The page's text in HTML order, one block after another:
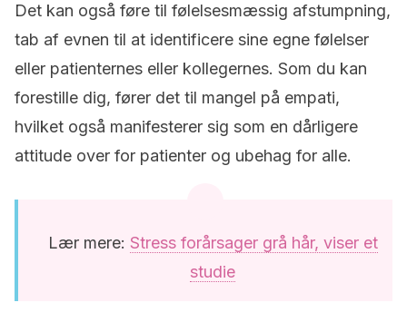
Det kan også føre til følelsesmæssig afstumpning,
tab af evnen til at identificere sine egne følelser
eller patienternes eller kollegernes. Som du kan
forestille dig, fører det til mangel på empati,
hvilket også manifesterer sig som en dårligere
attitude over for patienter og ubehag for alle.
Lær mere: Stress forårsager grå hår, viser et
studie